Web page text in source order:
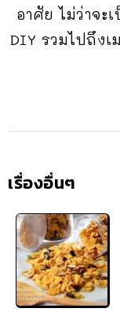
อาศัย ไม่ว่าจ
DIY รวมไปถึง
เรื่องอื่นๆ